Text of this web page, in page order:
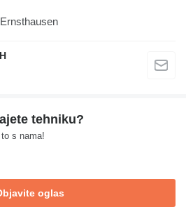
tehniku?
s nama!
oglas